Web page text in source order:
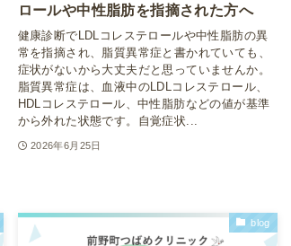
ロールや中性脂肪を指摘された方へ
健康診断でLDLコレステロールや中性脂肪の異
常を指摘され、脂質異常症と書かれていても、
症状がないから大丈夫だと思っていませんか。
脂質異常症は、血液中のLDLコレステロール、
HDLコレステロール、中性脂肪などの値が基準
から外れた状態です。自覚症状...
2026年6月25日
blog